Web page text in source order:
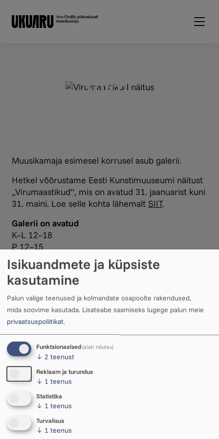
Galerii
Muusikamaja esimesel korrusel asub galerii.
Hetkel võõrustame Eesti Kunstimuuseumi näitust
„Virumaastikud“, mis on avatud 31. jaanuarist kuni
31. maini. Loe selle kohta lähemalt SIIT.
Galerii on avatud
K–L 12–18
P 12–15
Lisaks on galerii avatud tund enne sündmust kuni
sündmuse lõpuni. Sama päeva sündmuse piletiga
Pilet 5 €, õpilastele tasuta.
Avatud
Isikuandmete ja küpsiste
kasutamine
Palun valige teenused ja kolmandate osapoolte rakendused,
mida soovime kasutada. Lisateabe saamiseks lugege palun meie
privaatsuspoliitikat.
Funktsionaalsed(alati nõutav)
↓ 2 teenust
Reklaam ja turundus
↓ 1 teenus
Statistika
↓ 1 teenus
Turvalisus
↓ 1 teenus